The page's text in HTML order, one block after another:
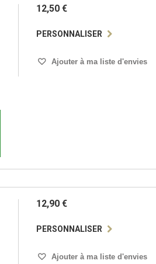
12,50 €
PERSONNALISER
Ajouter à ma liste d'envies
12,90 €
PERSONNALISER
Ajouter à ma liste d'envies